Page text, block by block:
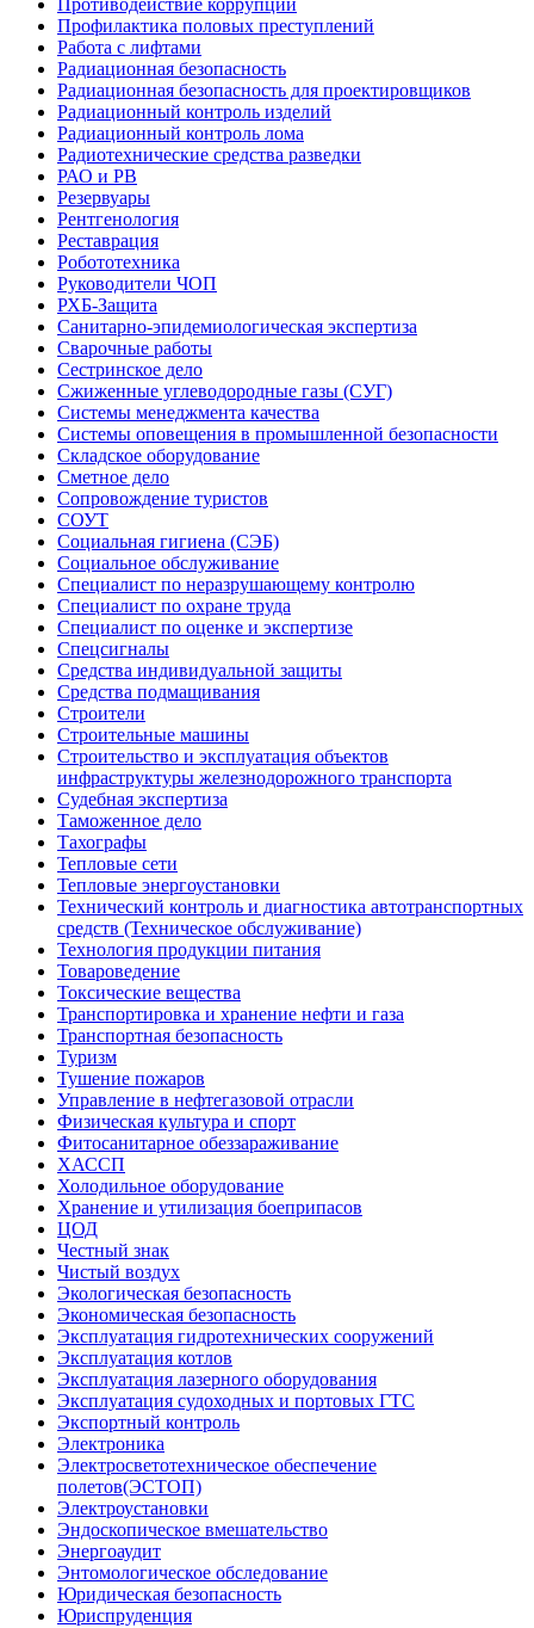
Противодействие коррупции
Профилактика половых преступлений
Работа с лифтами
Радиационная безопасность
Радиационная безопасность для проектировщиков
Радиационный контроль изделий
Радиационный контроль лома
Радиотехнические средства разведки
РАО и РВ
Резервуары
Рентгенология
Реставрация
Робототехника
Руководители ЧОП
РХБ-Защита
Санитарно-эпидемиологическая экспертиза
Сварочные работы
Сестринское дело
Сжиженные углеводородные газы (СУГ)
Системы менеджмента качества
Системы оповещения в промышленной безопасности
Складское оборудование
Сметное дело
Сопровождение туристов
СОУТ
Социальная гигиена (СЭБ)
Социальное обслуживание
Специалист по неразрушающему контролю
Специалист по охране труда
Специалист по оценке и экспертизе
Спецсигналы
Средства индивидуальной защиты
Средства подмащивания
Строители
Строительные машины
Строительство и эксплуатация объектов
инфраструктуры железнодорожного транспорта
Судебная экспертиза
Таможенное дело
Тахографы
Тепловые сети
Тепловые энергоустановки
Технический контроль и диагностика автотранспортных
средств (Техническое обслуживание)
Технология продукции питания
Товароведение
Токсические вещества
Транспортировка и хранение нефти и газа
Транспортная безопасность
Туризм
Тушение пожаров
Управление в нефтегазовой отрасли
Физическая культура и спорт
Фитосанитарное обеззараживание
ХАССП
Холодильное оборудование
Хранение и утилизация боеприпасов
ЦОД
Честный знак
Чистый воздух
Экологическая безопасность
Экономическая безопасность
Эксплуатация гидротехнических сооружений
Эксплуатация котлов
Эксплуатация лазерного оборудования
Эксплуатация судоходных и портовых ГТС
Экспортный контроль
Электроника
Электросветотехническое обеспечение
полетов(ЭСТОП)
Электроустановки
Эндоскопическое вмешательство
Энергоаудит
Энтомологическое обследование
Юридическая безопасность
Юриспруденция